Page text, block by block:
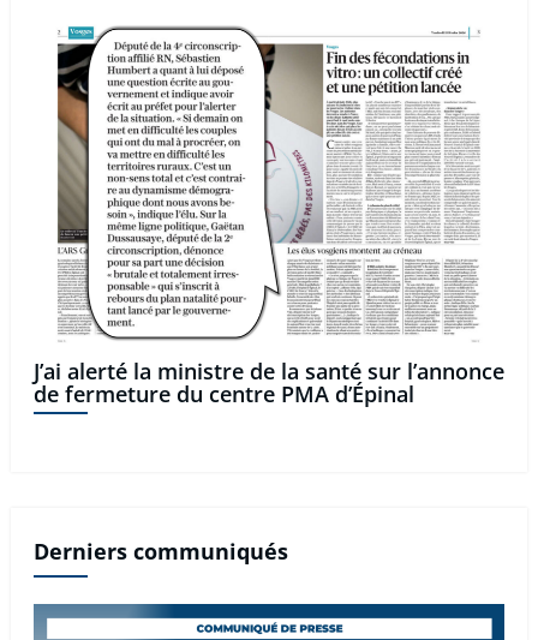
J’ai alerté la ministre de la santé sur l’annonce
de fermeture du centre PMA d’Épinal
Derniers communiqués